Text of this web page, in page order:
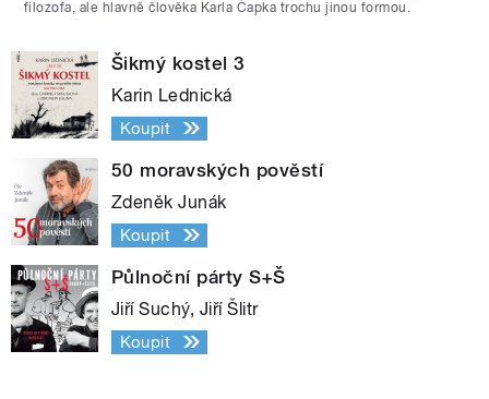
filozofa, ale hlavně člověka Karla Čapka trochu jinou formou.
Šikmý kostel 3
Karin Lednická
Koupit
50 moravských pověstí
Zdeněk Junák
Koupit
Půlnoční párty S+Š
Jiří Suchý, Jiří Šlitr
Koupit